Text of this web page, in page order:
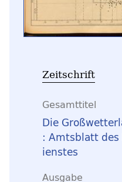
Zeitschrift
Gesamttitel
Die
: Amtsblatt
ienstes
Ausgabe